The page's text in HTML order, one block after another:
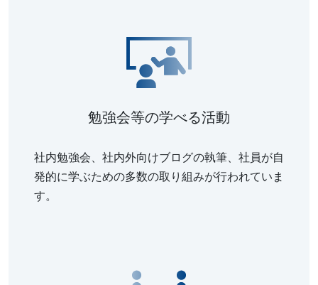
勉強会等の学べる活動
社内勉強会、社内外向けブログの執筆、社員が自
発的に学ぶための多数の取り組みが行われていま
す。